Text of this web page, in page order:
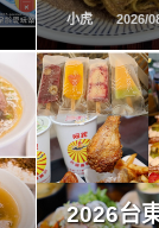
小虎 2026/
2026台